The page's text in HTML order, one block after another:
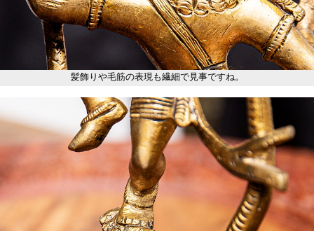
髪飾りや毛筋の表現も繊細で見事ですね。